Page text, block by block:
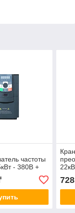
частоты
- 380В +